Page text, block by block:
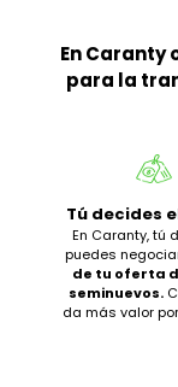
En Caranty
para la
Tú decides
En Caranty, tú
puedes
de tu oferta
seminuevos.
da más valor